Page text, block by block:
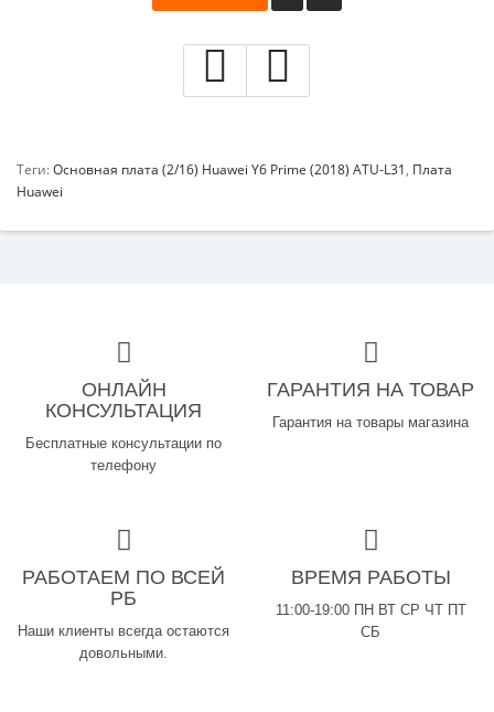
Теги:Основная плата (2/16) Huawei Y6 Prime (2018) ATU-L31, Плата
Huawei
ОНЛАЙН
КОНСУЛЬТАЦИЯ
Бесплатные консультации по
телефону
ГАРАНТИЯ НА ТОВАР
Гарантия на товары магазина
РАБОТАЕМ ПО ВСЕЙ
РБ
Наши клиенты всегда остаются
довольными.
ВРЕМЯ РАБОТЫ
11:00-19:00 ПН ВТ СР ЧТ ПТ
СБ